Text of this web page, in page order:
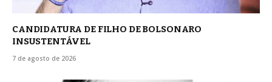
CANDIDATURA DE FILHO DE BOLSONARO
INSUSTENTÁVEL
7 de agosto de 2026